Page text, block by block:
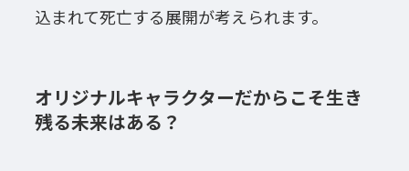
込まれて死亡する展開が考えられます。
オリジナルキャラクターだからこそ生き
残る未来はある？